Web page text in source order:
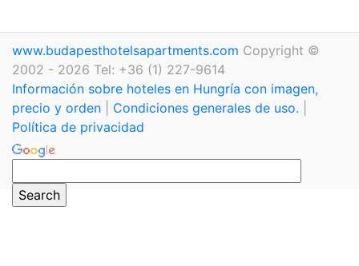
www.budapesthotelsapartments.com Copyright ©
2002 - 2026 Tel: +36 (1) 227-9614
Información sobre hoteles en Hungría con imagen,
precio y orden
Condiciones generales de uso.
Política de privacidad